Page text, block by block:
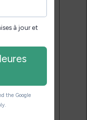
les
leur